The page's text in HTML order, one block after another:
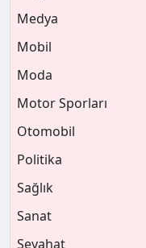
Medya
Mobil
Moda
Motor Sporları
Otomobil
Politika
Sağlık
Sanat
Seyahat